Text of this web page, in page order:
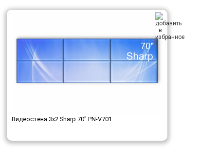
Видеостена 3x2 Sharp 70" PN-V701